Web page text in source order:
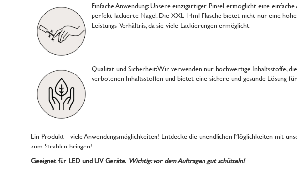
Einfache Anwendung: Unsere einzigartiger Pinsel ermöglicht eine
perfekt lackierte Nägel. Die XXL 14ml Flasche bietet nicht nur eine hohe
Leistungs-Verhältnis, da sie viele Lackierungen ermöglicht.
Qualität und Sicherheit: Wir verwenden nur hochwertige Inhaltsstoffe,
verbotenen Inhaltsstoffen und bietet eine sichere und gesunde Lösung
Ein Produkt - viele Anwendungsmöglichkeiten! Entdecke die unendlichen Möglichkeiten mit
zum Strahlen bringen!
Geeignet für LED und UV Geräte. Wichtig: vor dem Auftragen gut schütteln!